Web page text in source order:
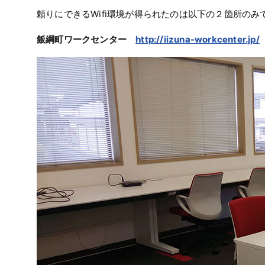
頼りにできるWifi環境が得られたのは以下の２箇所のみ
飯綱町ワークセンターhttp://iizuna-workcenter.jp/